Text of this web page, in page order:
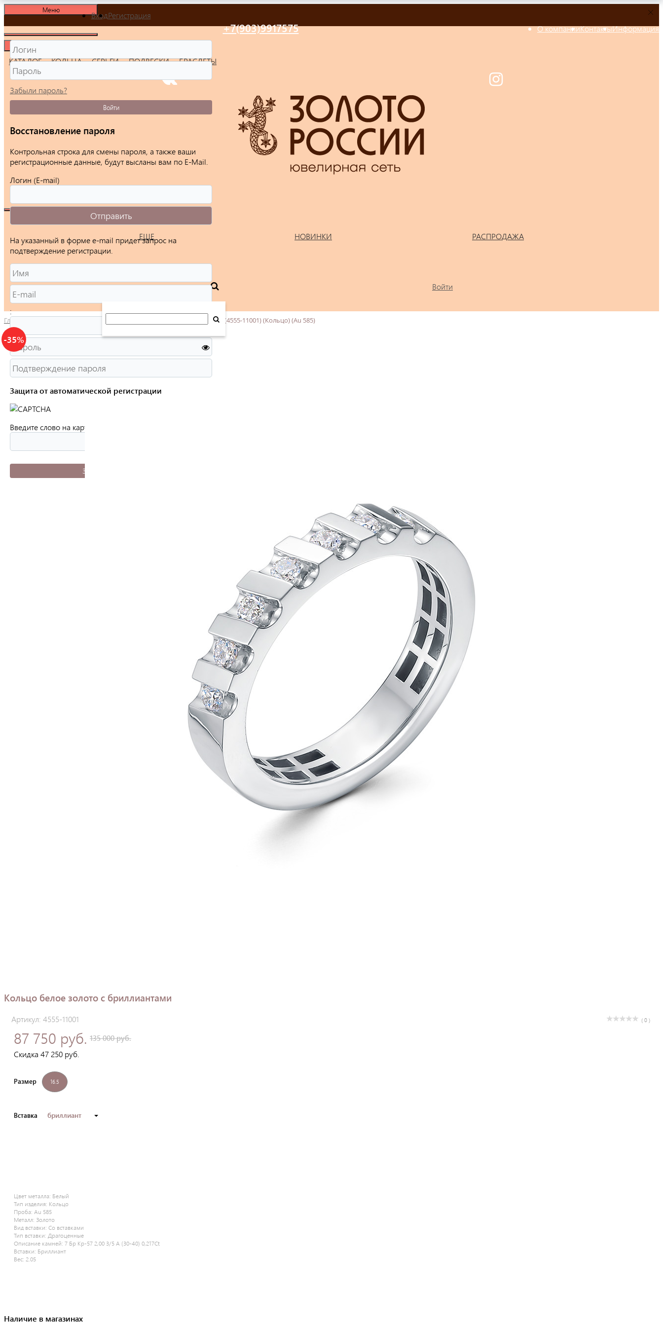
Меню
О компанииКонтактыИнформация
+7(903)9917575
КАТАЛОГ КОЛЬЦА СЕРЬГИ ПОДВЕСКИ БРАСЛЕТЫ
ЕЩЕ НОВИНКИ РАСПРОДАЖА
Войти
Главная / (4555-11001) (Кольцо) (Au 585)
-35%
Кольцо белое золото с бриллиантами
Артикул: 4555-11001 ( 0 )
87 750 руб. 135 000 руб.
Скидка 47 250 руб.
Размер 16.5
Вставка бриллиант
Цвет металла: Белый
Тип изделия: Кольцо
Проба: Au 585
Металл: Золото
Вид вставки: Со вставками
Тип вставки: Драгоценные
Описание камней: 7 Бр Кр-57 2,00 3/5 А (30-40) 0,217Ct
Вставки: Бриллиант
Вес: 2.05
Наличие в магазинах
ВходРегистрация
Забыли пароль?
Войти
Восстановление пароля
Контрольная строка для смены пароля, а также ваши
регистрационные данные, будут высланы вам по E-Mail.
Логин (E-mail)
На указанный в форме e-mail придет запрос на
подтверждение регистрации.
:
Защита от автоматической регистрации
Введите слово на картинке:
Зарегистрироваться